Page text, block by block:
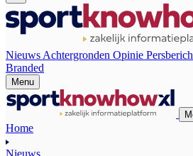
Nieuws Achtergronden Opinie
Branded
Menu
Home
Nieuws